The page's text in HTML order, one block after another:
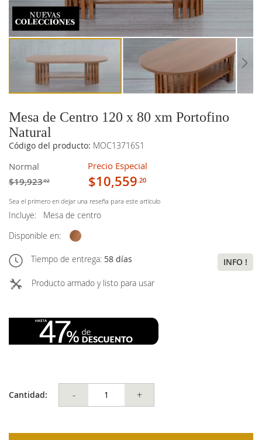
Mesa de Centro 120 x 80 xm Portofino
Natural
Código del producto: MOC13716S1
Normal
$19,923.02
Precio Especial
$10,559.20
Sea el primero en dejar una reseña para este artículo
Incluye:
Mesa de centro
Disponible en:
Tiempo de entrega: 58 días
INFO !
Producto armado y listo para usar
Cantidad: - +
imágenes
imágenes